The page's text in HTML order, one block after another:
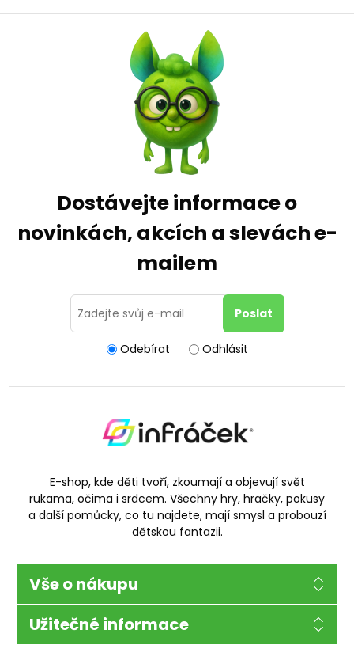
Dostávejte informace o
novinkách, akcích a slevách e-
mailem
Odebírat Odhlásit
E-shop, kde děti tvoří, zkoumají a objevují svět
rukama, očima i srdcem. Všechny hry, hračky, pokusy
a další pomůcky, co tu najdete, mají smysl a probouzí
dětskou fantazii.
Vše o nákupu
Užitečné informace